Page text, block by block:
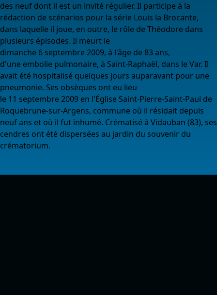
des neuf dont il est un invité régulier. Il participe à la
rédaction de scénarios pour la série Louis la Brocante,
dans laquelle il joue, en outre, le rôle de Théodore dans
plusieurs épisodes. Il meurt le
dimanche 6 septembre 2009, à l'âge de 83 ans,
d'une embolie pulmonaire, à Saint-Raphaël, dans le Var. Il
avait été hospitalisé quelques jours auparavant pour une
pneumonie. Ses obsèques ont eu lieu
le 11 septembre 2009 en l'Église Saint-Pierre-Saint-Paul de
Roquebrune-sur-Argens, commune où il résidait depuis
neuf ans et où il fut inhumé. Crématisé à Vidauban (83), ses
cendres ont été dispersées au jardin du souvenir du
crématorium.